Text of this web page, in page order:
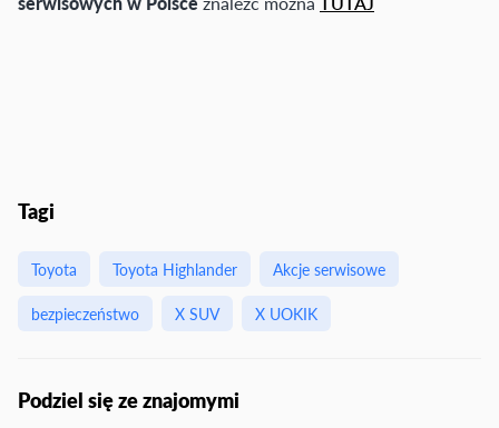
Tagi
Toyota Toyota Highlander
Akcje serwisowe
bezpieczeństwo
X SUV X UOKIK
Podziel się ze znajomymi